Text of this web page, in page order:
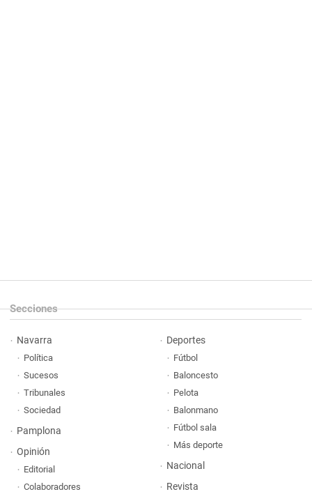
Secciones
Navarra
Política
Sucesos
Tribunales
Sociedad
Pamplona
Opinión
Editorial
Colaboradores
Deportes
Fútbol
Baloncesto
Pelota
Balonmano
Fútbol sala
Más deporte
Nacional
Revista